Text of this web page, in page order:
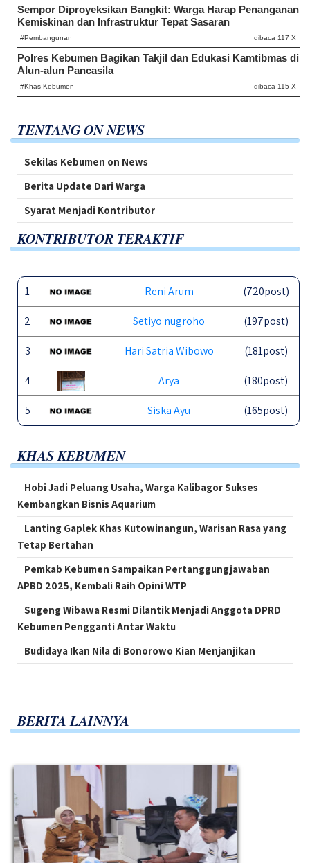
Sempor Diproyeksikan Bangkit: Warga Harap Penanganan
Kemiskinan dan Infrastruktur Tepat Sasaran
#Pembangunan dibaca 117 X
Polres Kebumen Bagikan Takjil dan Edukasi Kamtibmas di
Alun-alun Pancasila
#Khas Kebumen dibaca 115 X
TENTANG ON NEWS
Sekilas Kebumen on News
Berita Update Dari Warga
Syarat Menjadi Kontributor
KONTRIBUTOR TERAKTIF
1 Reni Arum (720post)
2 Setiyo nugroho (197post)
3 Hari Satria Wibowo (181post)
4 Arya (180post)
5 Siska Ayu (165post)
KHAS KEBUMEN
Hobi Jadi Peluang Usaha, Warga Kalibagor Sukses
Kembangkan Bisnis Aquarium
Lanting Gaplek Khas Kutowinangun, Warisan Rasa yang
Tetap Bertahan
Pemkab Kebumen Sampaikan Pertanggungjawaban
APBD 2025, Kembali Raih Opini WTP
Sugeng Wibawa Resmi Dilantik Menjadi Anggota DPRD
Kebumen Pengganti Antar Waktu
Budidaya Ikan Nila di Bonorowo Kian Menjanjikan
BERITA LAINNYA